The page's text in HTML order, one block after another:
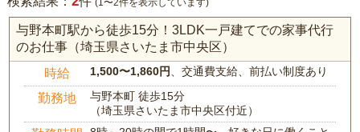
(1〜2件を表示しています)
与野本町駅から徒歩15分！3LDK一戸建てでの家事代行
のお仕事（埼玉県さいたま市中央区）
時給 1,500〜1,860円 、交通費支給、前払い制度あり
勤務地
与野本町 徒歩15分
（埼玉県さいたま市中央区付近）